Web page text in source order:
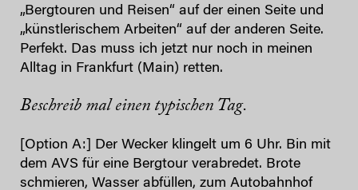
„Bergtouren und Reisen“ auf der einen Seite und
„künstlerischem Arbeiten“ auf der anderen Seite.
Perfekt. Das muss ich jetzt nur noch in meinen
Alltag in Frankfurt (Main) retten.
Beschreib mal einen typischen Tag.
[Option A:] Der Wecker klingelt um 6 Uhr. Bin mit
dem AVS für eine Bergtour verabredet. Brote
schmieren, Wasser abfüllen, zum Autobahnhof